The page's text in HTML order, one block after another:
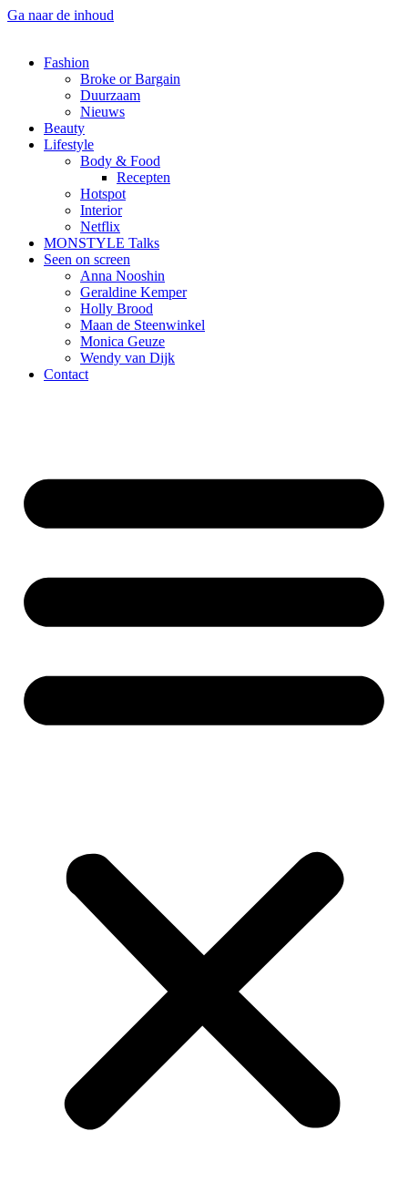
Ga naar de inhoud
Fashion
Broke or Bargain
Duurzaam
Nieuws
Beauty
Lifestyle
Body & Food
Recepten
Hotspot
Interior
Netflix
MONSTYLE Talks
Seen on screen
Anna Nooshin
Geraldine Kemper
Holly Brood
Maan de Steenwinkel
Monica Geuze
Wendy van Dijk
Contact